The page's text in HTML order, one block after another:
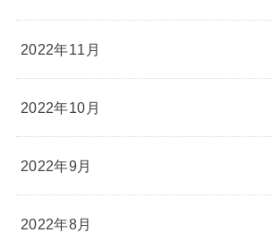
2022年11月
2022年10月
2022年9月
2022年8月